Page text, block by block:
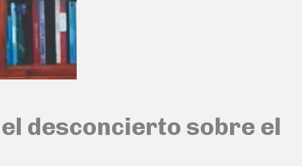
desconcierto sobre el